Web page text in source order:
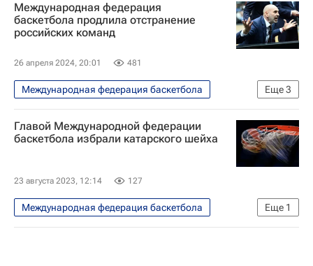
Россия
Бриттни Грайнер
Дайана Таурази
Международная федерация
баскетбола продлила отстранение
российских команд
26 апреля 2024, 20:01 481
Еще3
Международная федерация баскетбола
Баскетбол
Мужская сборная России по баскетболу
Главой Международной федерации
баскетбола избрали катарского шейха
23 августа 2023, 12:14 127
Еще 1
Международная федерация баскетбола
FIBA